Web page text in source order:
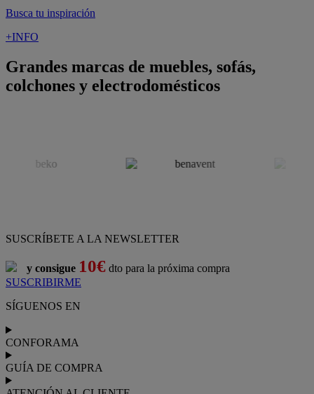
Busca tu inspiración
+INFO
Grandes marcas de muebles, sofás,
colchones y electrodomésticos
SUSCRÍBETE A LA NEWSLETTER
y consigue 10€ dto para la próxima compra
SUSCRIBIRME
SÍGUENOS EN
CONFORAMA
GUÍA DE COMPRA